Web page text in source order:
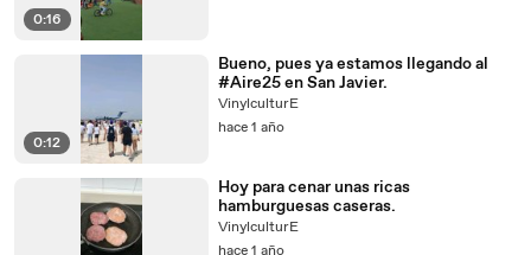
0:16
0:12
Bueno, pues ya estamos llegando al
#Aire25 en San Javier.
VinylculturE
hace 1 año
Hoy para cenar unas ricas
hamburguesas caseras.
VinylculturE